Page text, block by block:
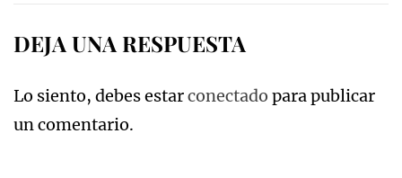
DEJA UNA RESPUESTA
Lo siento, debes estarconectado para publicar
un comentario.